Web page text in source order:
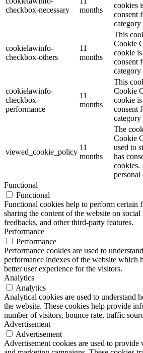
checkbox-necessary
months
cookies
consent
cookielawinfo-
checkbox-others
11
months
This
Cookie
cookie is
consent
cookielawinfo-
checkbox-
performance
11
months
This
Cookie
cookie is
consent
viewed_cookie_policy
11
months
The
Cookie
used to
has
cookies.
personal
Functional
Functional
Functional cookies help to perform certain
sharing the content of the website on
feedbacks, and other third-party features.
Performance
Performance
Performance cookies are used to
performance indexes of the website which
better user experience for the visitors.
Analytics
Analytics
Analytical cookies are used to understand
the website. These cookies help provide
number of visitors, bounce rate, traffic
Advertisement
Advertisement
Advertisement cookies are used to provide